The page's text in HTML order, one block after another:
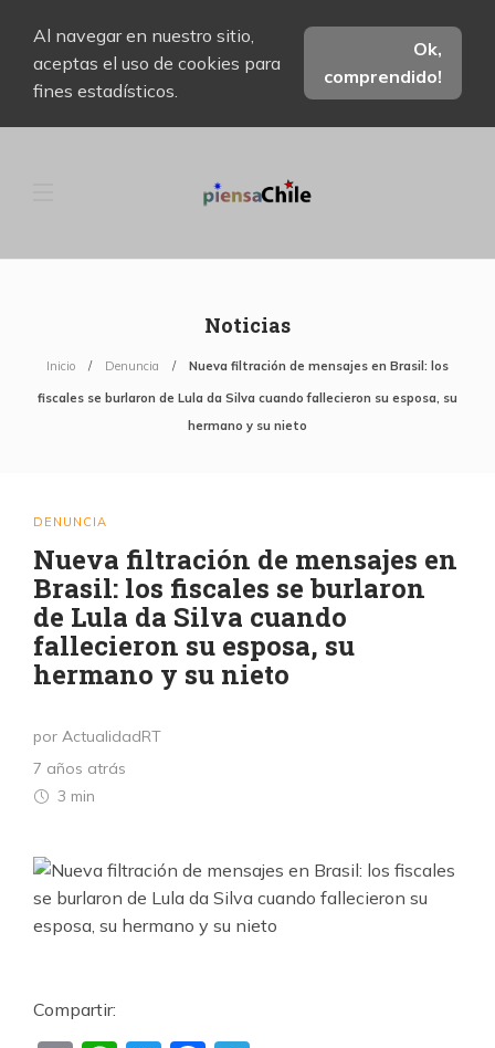
Al navegar en nuestro sitio,
aceptas el uso de cookies para
fines estadísticos.
Ok,
comprendido!
Noticias
Inicio Denuncia Nueva filtración de mensajes en Brasil: los
fiscales se burlaron de Lula da Silva cuando fallecieron su esposa, su
hermano y su nieto
DENUNCIA
Nueva filtración de mensajes en
Brasil: los fiscales se burlaron
de Lula da Silva cuando
fallecieron su esposa, su
hermano y su nieto
por ActualidadRT
7 años atrás
3 min
Compartir: